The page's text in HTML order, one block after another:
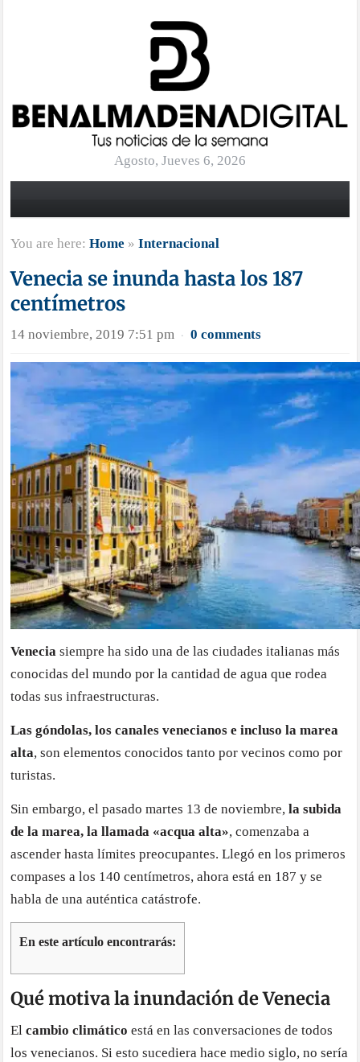
Agosto, Jueves 6, 2026
You are here:Home »Internacional
Venecia se inunda hasta los 187
centímetros
14 noviembre, 2019 7:51 pm · 0 comments
Venecia siempre ha sido una de las ciudades italianas más
conocidas del mundo por la cantidad de agua que rodea
todas sus infraestructuras.
Las góndolas, los canales venecianos e incluso la marea
alta, son elementos conocidos tanto por vecinos como por
turistas.
Sin embargo, el pasado martes 13 de noviembre,la subida
de la marea, la llamada «acqua alta», comenzaba a
ascender hasta límites preocupantes. Llegó en los primeros
compases a los 140 centímetros, ahora está en 187 y se
habla de una auténtica catástrofe.
En este artículo encontrarás:
Qué motiva la inundación de Venecia
Elcambio climático está en las conversaciones de todos
los venecianos. Si esto sucediera hace medio siglo, no sería